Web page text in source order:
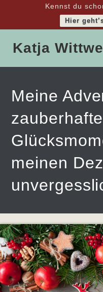
Kennst du
Hier
InhaltKatja
Meine
zauberhafte
meinen